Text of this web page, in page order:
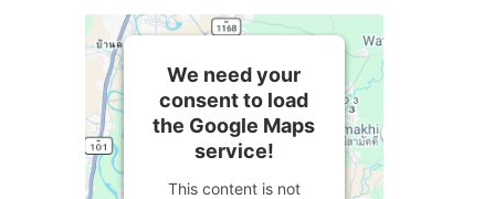
We need your
consent to load
the Google Maps
service!
This content is not